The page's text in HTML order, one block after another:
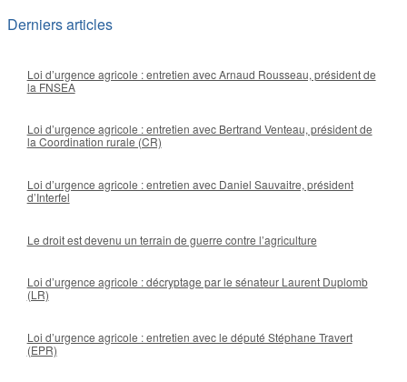
Derniers articles
Loi d’urgence agricole : entretien avec Arnaud Rousseau, président de
la FNSEA
Loi d’urgence agricole : entretien avec Bertrand Venteau, président de
la Coordination rurale (CR)
Loi d’urgence agricole : entretien avec Daniel Sauvaitre, président
d’Interfel
Le droit est devenu un terrain de guerre contre l’agriculture
Loi d’urgence agricole : décryptage par le sénateur Laurent Duplomb
(LR)
Loi d’urgence agricole : entretien avec le député Stéphane Travert
(EPR)